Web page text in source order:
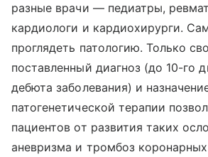
разные врачи — педиатры,
кардиологи и кардиохирурги.
проглядеть патологию. Только
поставленный диагноз (до 10-го
дебюта заболевания) и
патогенетической терапии
пациентов от развития таких
аневризма и тромбоз